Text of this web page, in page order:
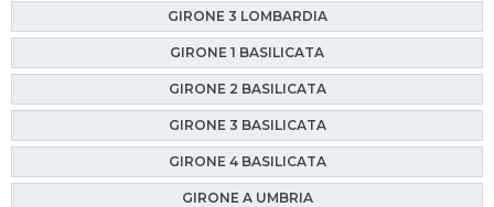
GIRONE 3 LOMBARDIA
GIRONE 1 BASILICATA
GIRONE 2 BASILICATA
GIRONE 3 BASILICATA
GIRONE 4 BASILICATA
GIRONE A UMBRIA